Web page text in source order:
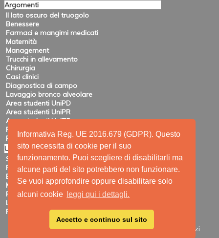
Informativa Reg. UE 2016.679 (GDPR). Questo
sito necessita di cookie per il suo
funzionamento. Puoi scegliere di disabilitarli ma
alcune parti del sito potrebbero non funzionare.
Se vuoi approfondire oppure disabilitare solo
alcuni cookie
leggi qui i dettagli.
Accetto e continuo sul sito
Argomenti
Il lato oscuro del truogolo
Benessere
Farmaci e mangimi medicati
Maternità
Management
Trucchi in allevamento
Chirurgia
Casi clinici
Diagnostica di campo
Lavaggio bronco alveolare
Area studenti UniPD
Area studenti UniPR
Area studenti UniTO
Recensioni di eventi
Pubblicazioni e ricerca
Utility
Siti amici
Ricerca
Elenco feed
Mappa del sito
Registrazione
Login
Privacy
|Printable View| © 2009 - 2026 SUIVET-Servizi